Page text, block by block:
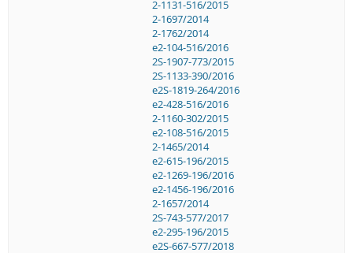
2-1131-516/2015
2-1697/2014
2-1762/2014
e2-104-516/2016
2S-1907-773/2015
2S-1133-390/2016
e2S-1819-264/2016
e2-428-516/2016
2-1160-302/2015
e2-108-516/2015
2-1465/2014
e2-615-196/2015
e2-1269-196/2016
e2-1456-196/2016
2-1657/2014
2S-743-577/2017
e2-295-196/2015
e2S-667-577/2018